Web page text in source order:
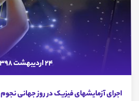
24 اردیبهشت 1398
اجرای آزمایشهای فیزیک در روز جهانی نجوم